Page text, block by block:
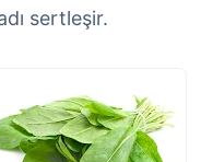
sertleşir.